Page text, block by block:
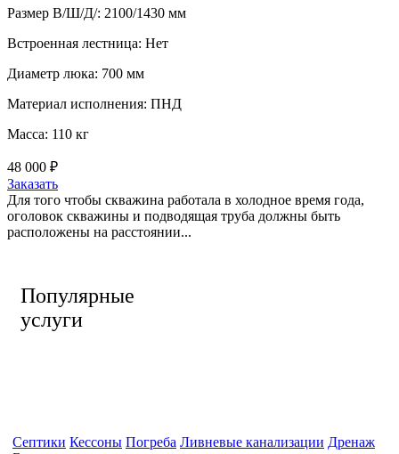
Размер В/Ш/Д/: 2100/1430 мм
Встроенная лестница: Нет
Диаметр люка: 700 мм
Материал исполнения: ПНД
Масса: 110 кг
48 000 ₽
Заказать
Для того чтобы скважина работала в холодное время года,
оголовок скважины и подводящая труба должны быть
расположены на расстоянии...
Популярные
услуги
Септики Кессоны Погреба Ливневые канализации Дренаж